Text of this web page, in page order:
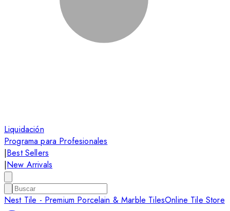
Liquidación
Programa para Profesionales
|Best Sellers
|New Arrivals
Nest Tile - Premium Porcelain & Marble TilesOnline Tile Store